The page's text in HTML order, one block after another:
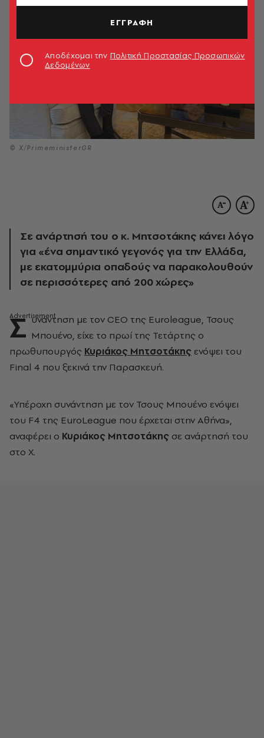
© Χ/PrimeministerGR
Σε ανάρτησή του ο κ. Μητσοτάκης κάνει λόγο
για «ένα σημαντικό γεγονός για την Ελλάδα,
με εκατομμύρια οπαδούς να παρακολουθούν
σε περισσότερες από 200 χώρες»
Σ υνάντηση με τον CEO της Euroleague, Τσους
Μπουένο, είχε το πρωί της Τετάρτης ο
πρωθυπουργός Κυριάκος Μητσοτάκης ενόψει του
Final 4 που ξεκινά την Παρασκευή.
«Υπέροχη συνάντηση με τον Τσους Μπουένο ενόψει
του F4 της EuroLeague που έρχεται στην Αθήνα»,
αναφέρει ο Κυριάκος Μητσοτάκης σε ανάρτησή του
στο X.
ΕΓΓΡΑΦΗ
Αποδέχομαι την Πολιτική Προστασίας Προσωπικών
Δεδομένων